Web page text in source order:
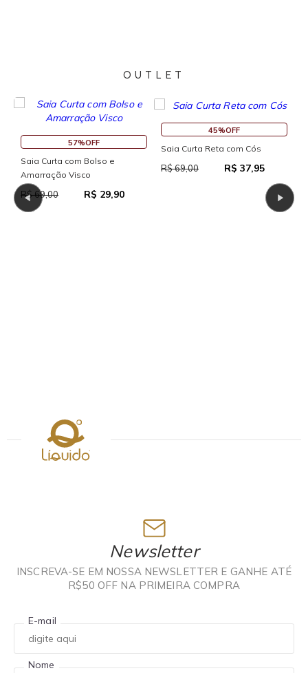
OUTLET
57%OFF
Saia Curta com Bolso e
Amarração Visco
R$ 69,00 R$ 29,90
45%OFF
Saia Curta Reta com Cós
R$ 69,00 R$ 37,95
Newsletter
INSCREVA-SE EM NOSSA NEWSLETTER E GANHE ATÉ
R$50 OFF NA PRIMEIRA COMPRA
E-mail
Nome